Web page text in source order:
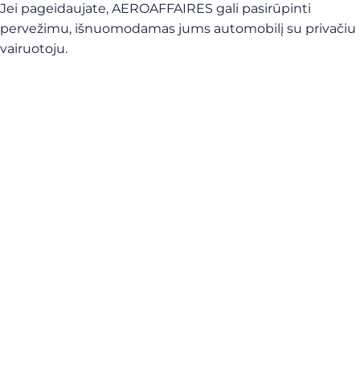
Jei pageidaujate, AEROAFFAIRES gali pasirūpinti
pervežimu, išnuomodamas jums automobilį su privačiu
vairuotoju.